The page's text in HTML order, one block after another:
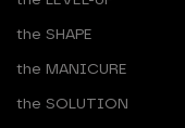
the SHAPE
the MANICURE
the SOLUTION